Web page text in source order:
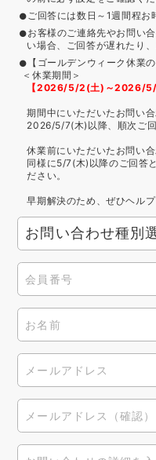
ご回答には数日～1週間程お
お客様のご連絡先やお問い
い場合、ご回答が遅れたり
【ゴールデンウィーク休業の
＜休業期間＞
【2026/5/2(土)～2026/5/
期間中にいただいたお問い合
2026/5/7(木)以降、順次ご回
休業前にいただいたお問い合
同様に5/7(木)以降のご回答
ださい。
早期解決のため、ぜひヘル